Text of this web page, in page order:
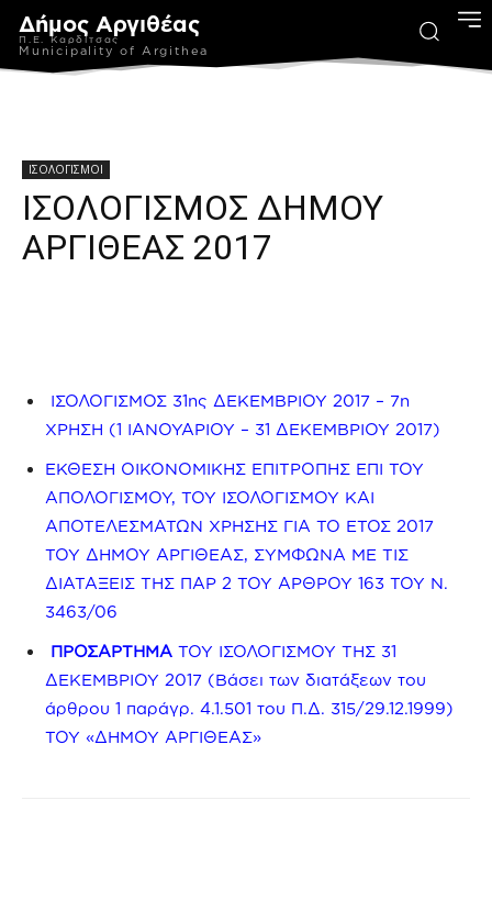
Δήμος Αργιθέας
Π.Ε. Καρδίτσας
Municipality of Argithea
ΙΣΟΛΟΓΙΣΜΟΙ
ΙΣΟΛΟΓΙΣΜΟΣ ΔΗΜΟΥ
ΑΡΓΙΘΕΑΣ 2017
ΙΣΟΛΟΓΙΣΜΟΣ 31ης ΔΕΚΕΜΒΡΙΟΥ 2017 – 7η
ΧΡΗΣΗ (1 ΙΑΝΟΥΑΡΙΟΥ – 31 ΔΕΚΕΜΒΡΙΟΥ 2017)
ΕΚΘΕΣΗ ΟΙΚΟΝΟΜΙΚΗΣ ΕΠΙΤΡΟΠΗΣ ΕΠΙ ΤΟΥ
ΑΠΟΛΟΓΙΣΜΟΥ, ΤΟΥ ΙΣΟΛΟΓΙΣΜΟΥ ΚΑΙ
ΑΠΟΤΕΛΕΣΜΑΤΩΝ ΧΡΗΣΗΣ ΓΙΑ ΤΟ ΕΤΟΣ 2017
ΤΟΥ ΔΗΜΟΥ ΑΡΓΙΘΕΑΣ, ΣΥΜΦΩΝΑ ΜΕ ΤΙΣ
ΔΙΑΤΑΞΕΙΣ ΤΗΣ ΠΑΡ 2 ΤΟΥ ΑΡΘΡΟΥ 163 ΤΟΥ Ν.
3463/06
ΠΡΟΣΑΡΤΗΜΑ ΤΟΥ ΙΣΟΛΟΓΙΣΜΟΥ ΤΗΣ 31
ΔΕΚΕΜΒΡΙΟΥ 2017 (Βάσει των διατάξεων του
άρθρου 1 παράγρ. 4.1.501 του Π.Δ. 315/29.12.1999)
ΤΟΥ «ΔΗΜΟΥ ΑΡΓΙΘΕΑΣ»